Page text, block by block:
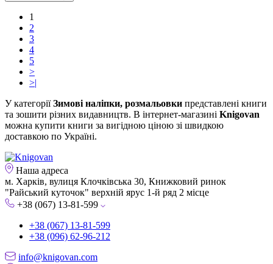
1
2
3
4
5
>
>|
У категоріїЗимові наліпки, розмальовки представлені книги
та зошити різних видавництв. В інтернет-магазині Knigovan
можна купити книги за вигідною ціною зі швидкою
доставкою по Україні.
Наша адреса
м. Харків, вулиця Клочківська 30, Книжковий ринок
"Райський куточок" верхній ярус 1-й ряд 2 місце
+38 (067) 13-81-599
+38 (067) 13-81-599
+38 (096) 62-96-212
info@knigovan.com